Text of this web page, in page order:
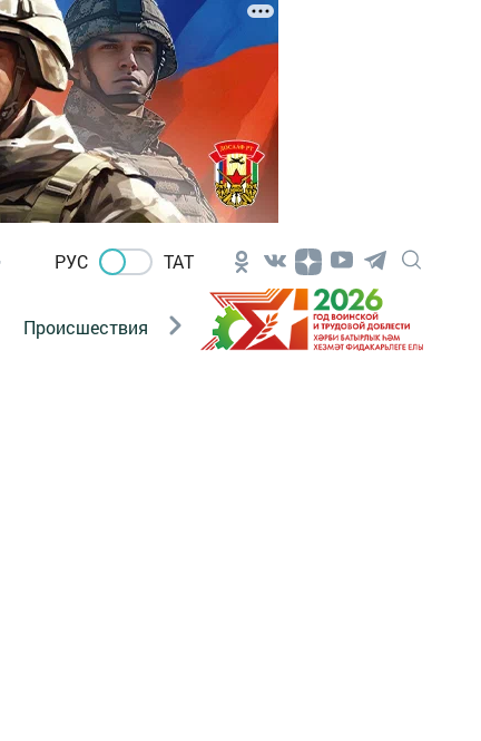
РУС ТАТ
Происшествия Новости Госавтоинспекции